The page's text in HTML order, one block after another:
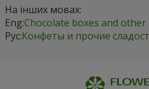
На інших мовах:
Eng:Chocolate boxes and other
Рус:Конфеты и прочие